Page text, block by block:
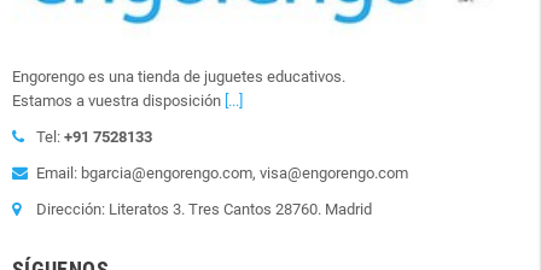
Engorengo es una tienda de juguetes educativos.
Estamos a vuestra disposición [...]
Tel: +91 7528133
Email: bgarcia@engorengo.com, visa@engorengo.com
Dirección: Literatos 3. Tres Cantos 28760. Madrid